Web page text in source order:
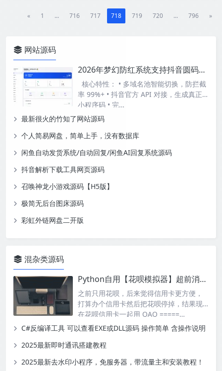
« 1 ... 716 717 718 719 720 ... 796 »
网站源码
2026年梦幻防红系统支持抖音圆码带用户中心支付
核心特性： • 多域名池智能切换，防拦截
率 99%+ • 抖音官方 API 对接，生成真正
小程序码 • 完…
最新很火的竹知了网站源码
个人简易网盘，简单上手，没有数据库
闲鱼自动发货系统/自动回复/闲鱼AI回复系统源码
抖音解析下载工具网页源码
召唤神龙小游戏源码【H5版】
极简无后台图床源码
彩虹外链网盘二开版
混杂类源码
Python自用【花呗模拟器】超前消费爱好者专用
之前只用花呗，后来觉得信用卡更方便，
打算办个信用卡然后把花呗停掉，结果现
在花呗信用卡一起用 QAQ =====…
C#反编译工具 可以查看EXE或DLL源码 操作简单 含操作说明
2025最新即时通讯搭建教程
2025最新去水印小程序，免服务器，带流量主和安装教程！